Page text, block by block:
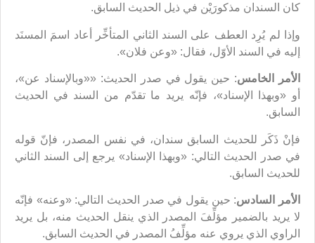
كان السندان مذكورَيْن في ذيل الحديث السابق.
وإذا لم يُرِد العطف على السند الثاني المتأخِّر أعاد اسمَ المسنَد
إليه في السند الأوّل، فقال: «وعن فلان».
الأمر الخامس: حين يقول في صدر الحديث: ««وبالإسناد عن»،
أو «وبهذا الإسناد»، فإنّه يريد ما تقدّم من السند في الحديث
السابق.
فإنْ ذَكَر للحديث السابق سندان، في نفس المصدر، فإنّ قوله
في صدر الحديث التالي: «وبهذا الإسناد» يرجع إلى السند الثاني
للحديث السابق.
الأمر السادس: حين يقول في صدر الحديث التالي:‌ «وعنه» فإنّه
لا يريد بالضمير مؤلِّفَ المصدر الذي ينقل الحديث منه، بل يريد
الراوي الذي يروي عنه مؤلِّفُ المصدر في الحديث السابق.